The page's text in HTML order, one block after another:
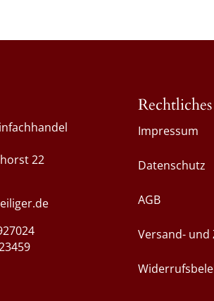
22
Rechtliches
Impressum
Datenschutz
AGB
Versand- und